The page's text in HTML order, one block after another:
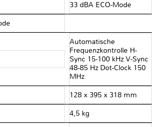
33 dBA ECO-Mode
Automatische
Frequenzkontrolle H-
Sync 15-100 kHz V-Sync
48-85 Hz Dot-Clock 150
MHz
128 x 395 x 318 mm
4,5 kg